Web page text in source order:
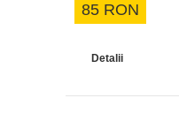
85 RON
Detalii